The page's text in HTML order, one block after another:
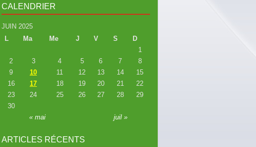
CALENDRIER
JUIN 2025
L
Ma Me J V S D
« mai juil »
1
2
3 4 5 6 7
8
9
10 11 12 13 14
15
16
17 18 19 20 21
22
23
24 25 26 27 28
29
30
ARTICLES RÉCENTS